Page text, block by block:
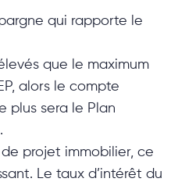
qui rapporte le
que le maximum
alors le compte
plus sera le Plan
de projet immobilier, ce
Le taux d’intérêt du